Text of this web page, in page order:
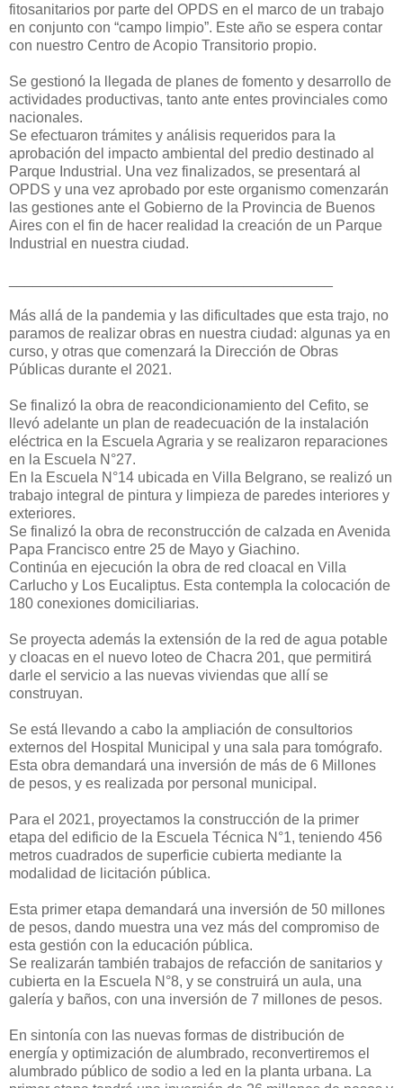
fitosanitarios por parte del OPDS en el marco de un trabajo
en conjunto con “campo limpio”. Este año se espera contar
con nuestro Centro de Acopio Transitorio propio.
Se gestionó la llegada de planes de fomento y desarrollo de
actividades productivas, tanto ante entes provinciales como
nacionales.
Se efectuaron trámites y análisis requeridos para la
aprobación del impacto ambiental del predio destinado al
Parque Industrial. Una vez finalizados, se presentará al
OPDS y una vez aprobado por este organismo comenzarán
las gestiones ante el Gobierno de la Provincia de Buenos
Aires con el fin de hacer realidad la creación de un Parque
Industrial en nuestra ciudad.
Más allá de la pandemia y las dificultades que esta trajo, no
paramos de realizar obras en nuestra ciudad: algunas ya en
curso, y otras que comenzará la Dirección de Obras
Públicas durante el 2021.
Se finalizó la obra de reacondicionamiento del Cefito, se
llevó adelante un plan de readecuación de la instalación
eléctrica en la Escuela Agraria y se realizaron reparaciones
en la Escuela N°27.
En la Escuela N°14 ubicada en Villa Belgrano, se realizó un
trabajo integral de pintura y limpieza de paredes interiores y
exteriores.
Se finalizó la obra de reconstrucción de calzada en Avenida
Papa Francisco entre 25 de Mayo y Giachino.
Continúa en ejecución la obra de red cloacal en Villa
Carlucho y Los Eucaliptus. Esta contempla la colocación de
180 conexiones domiciliarias.
Se proyecta además la extensión de la red de agua potable
y cloacas en el nuevo loteo de Chacra 201, que permitirá
darle el servicio a las nuevas viviendas que allí se
construyan.
Se está llevando a cabo la ampliación de consultorios
externos del Hospital Municipal y una sala para tomógrafo.
Esta obra demandará una inversión de más de 6 Millones
de pesos, y es realizada por personal municipal.
Para el 2021, proyectamos la construcción de la primer
etapa del edificio de la Escuela Técnica N°1, teniendo 456
metros cuadrados de superficie cubierta mediante la
modalidad de licitación pública.
Esta primer etapa demandará una inversión de 50 millones
de pesos, dando muestra una vez más del compromiso de
esta gestión con la educación pública.
Se realizarán también trabajos de refacción de sanitarios y
cubierta en la Escuela N°8, y se construirá un aula, una
galería y baños, con una inversión de 7 millones de pesos.
En sintonía con las nuevas formas de distribución de
energía y optimización de alumbrado, reconvertiremos el
alumbrado público de sodio a led en la planta urbana. La